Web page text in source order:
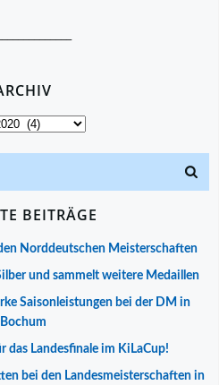
BEITRÄGE
Norddeutschen Meisterschaften
und sammelt weitere Medaillen
Saisonleistungen bei der DM in
Bochum
das Landesfinale im KiLaCup!
bei den Landesmeisterschaften in